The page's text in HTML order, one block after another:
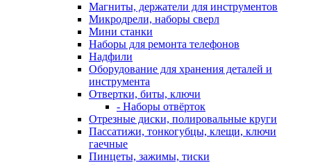
Магниты, держатели для инструментов
Микродрели, наборы сверл
Мини станки
Наборы для ремонта телефонов
Надфили
Оборудование для хранения деталей и
инструмента
Отвертки, биты, ключи
- Наборы отвёрток
Отрезные диски, полировальные круги
Пассатижи, тонкогубцы, клещи, ключи
гаечные
Пинцеты, зажимы, тиски